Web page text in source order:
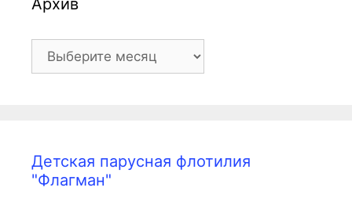
Архив
Архив
Детская парусная флотилия
"Флагман"